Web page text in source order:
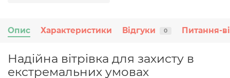
Опис Характеристики Відгуки 0 Питання-
Надійна вітрівка для захисту в
екстремальних умовах